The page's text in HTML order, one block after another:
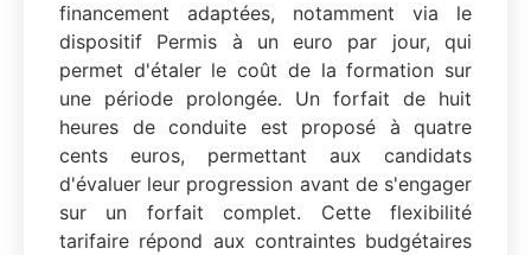
financement adaptées, notamment via le
dispositif Permis à un euro par jour, qui
permet d'étaler le coût de la formation sur
une période prolongée. Un forfait de huit
heures de conduite est proposé à quatre
cents euros, permettant aux candidats
d'évaluer leur progression avant de s'engager
sur un forfait complet. Cette flexibilité
tarifaire répond aux contraintes budgétaires